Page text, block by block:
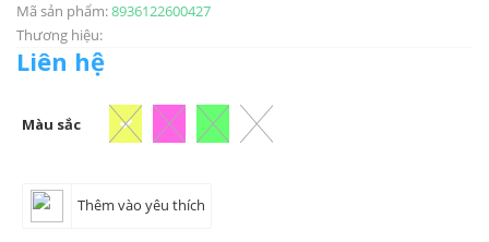
Mã sản phẩm:8936122600427
Thương hiệu:
Liên hệ
Màu sắc
Thêm vào yêu thích